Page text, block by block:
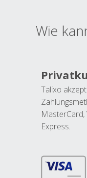
Wie
Talixo
MasterCard,
Express.